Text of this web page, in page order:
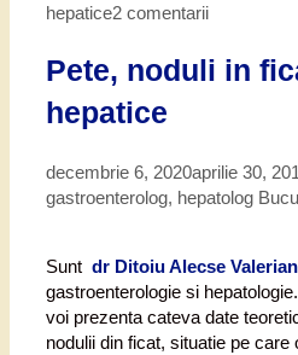
hepatice2 comentarii
Pete, noduli in
hepatice
decembrie 6, 2020aprilie 30,
gastroenterolog, hepatolog
Sunt dr Ditoiu Alecse Valerian
gastroenterologie si
voi prezenta cateva date
nodulii din ficat, situatie pe care